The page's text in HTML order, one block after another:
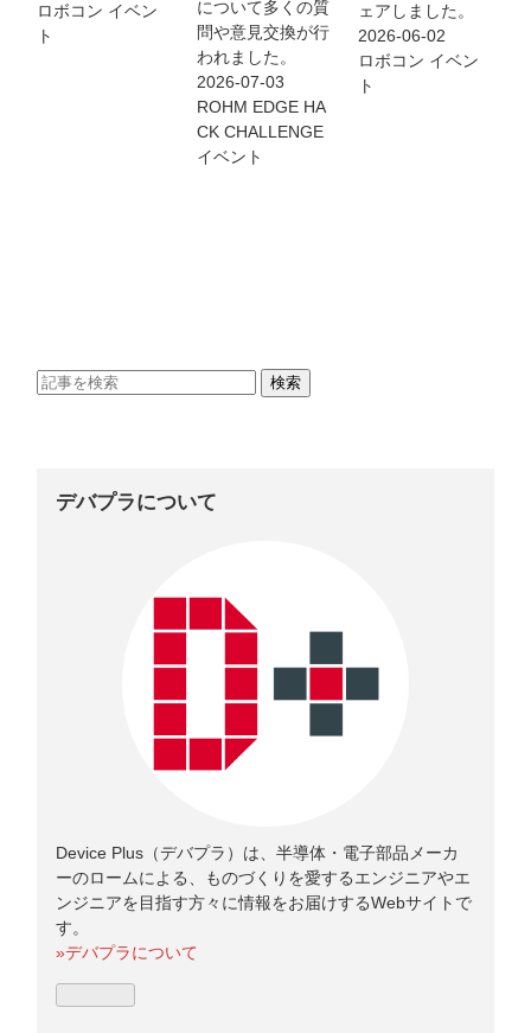
ロボコン イベン
ト
について多くの質
問や意見交換が行
われました。
2026-07-03
ROHM EDGE HA
CK CHALLENGE
イベント
ェアしました。
2026-06-02
ロボコン イベン
ト
デバプラについて
Device Plus（デバプラ）は、半導体・電子部品メーカ
ーのロームによる、ものづくりを愛するエンジニアやエ
ンジニアを目指す方々に情報をお届けするWebサイトで
す。
»デバプラについて